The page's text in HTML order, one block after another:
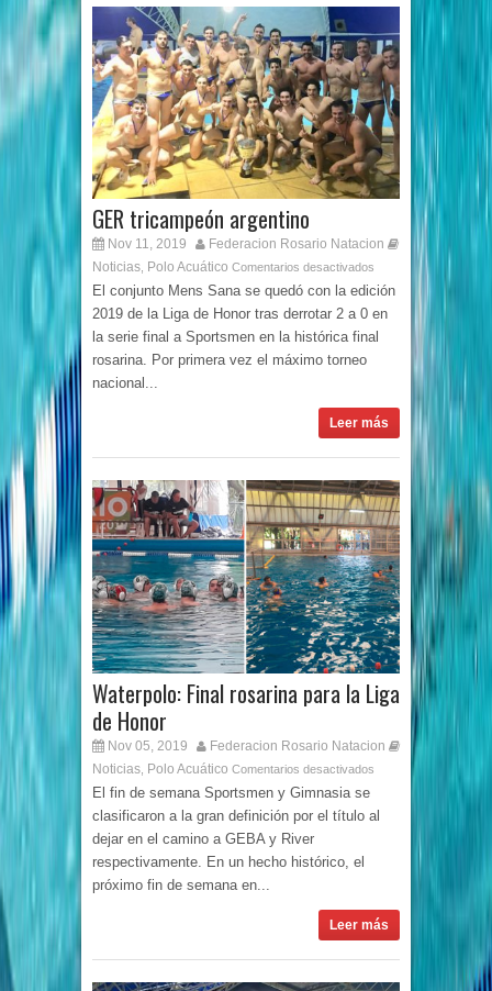
GER tricampeón argentino
Nov 11, 2019
Federacion Rosario Natacion
Noticias, Polo Acuático Comentarios desactivados
El conjunto Mens Sana se quedó con la edición
2019 de la Liga de Honor tras derrotar 2 a 0 en
la serie final a Sportsmen en la histórica final
rosarina. Por primera vez el máximo torneo
nacional...
Leer más
Waterpolo: Final rosarina para la Liga
de Honor
Nov 05, 2019
Federacion Rosario Natacion
Noticias Polo Acuático Comentarios desactivados
El fin de semana Sportsmen y Gimnasia se
clasificaron a la gran definición por el título al
dejar en el camino a GEBA y River
respectivamente. En un hecho histórico, el
próximo fin de semana en...
Leer más